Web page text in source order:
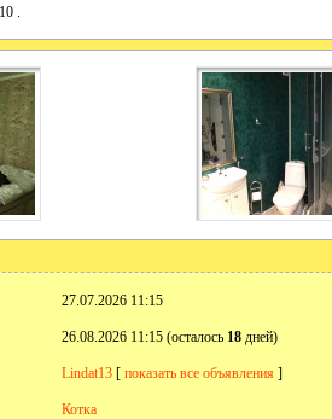
.
27.07.2026 11:15
26.08.2026 11:15 (осталось 18дней)
Lindat13[ показать все объявления ]
Котка